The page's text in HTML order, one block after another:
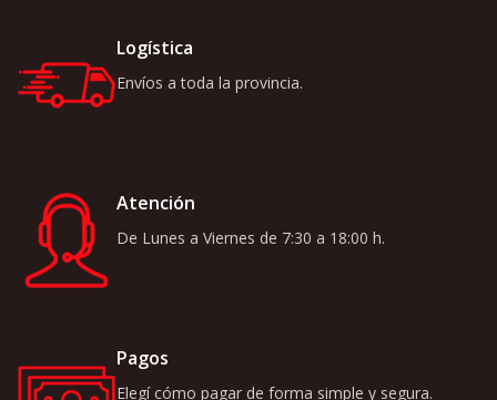
Logística
Envíos a toda la provincia.
Atención
De Lunes a Viernes de 7:30 a 18:00 h.
Pagos
Elegí cómo pagar de forma simple y segura.